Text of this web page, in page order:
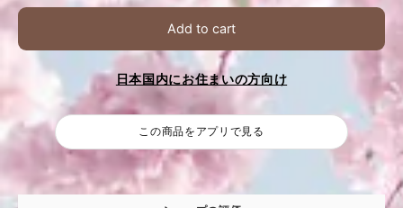
Add to cart
日本国内にお住まいの方向け
この商品をアプリで見る